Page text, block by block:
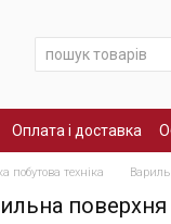
Оплата і доставка
побутова техніка
поверхня